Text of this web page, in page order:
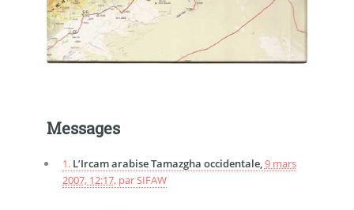
Messages
1. L’Ircam arabise Tamazgha occidentale,9 mars
2007, 12:17, parSIFAW